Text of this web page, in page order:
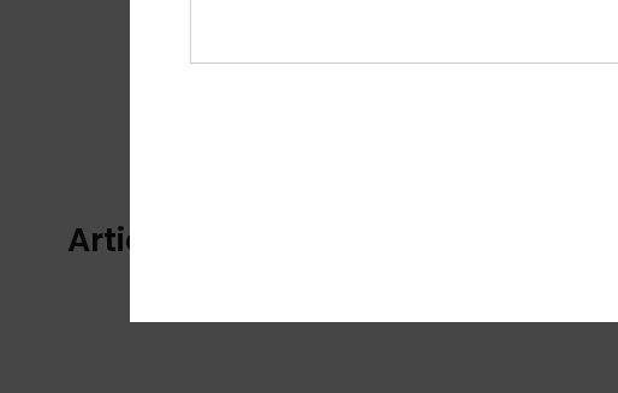
Articles vus récemment